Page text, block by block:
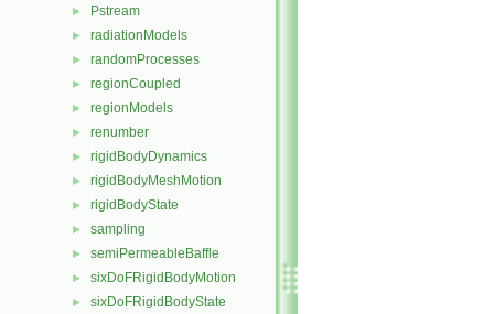
► Pstream
► radiationModels
► randomProcesses
► regionCoupled
► regionModels
► renumber
► rigidBodyDynamics
► rigidBodyMeshMotion
► rigidBodyState
► sampling
► semiPermeableBaffle
► sixDoFRigidBodyMotion
► sixDoFRigidBodyState